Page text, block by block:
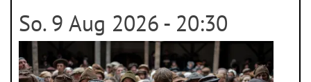
So. 9 Aug 2026 - 20:30